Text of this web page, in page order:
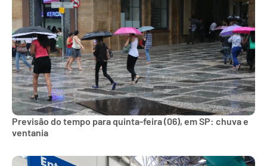
Previsão do tempo para quinta-feira (06), em SP: chuva e
ventania